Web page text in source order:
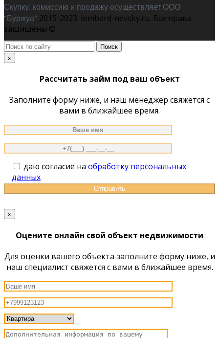
Скупку, комиссию и продажу осуществляет ООО
"Буржуа" 2015-2023. lombard-nevsky.ru. Все права
защищены ©
Поиск
по
x
Рассчитать займ под ваш объект
Заполните форму ниже, и наш менеджер свяжется с
вами в ближайшее время.
даю согласие на обработку персональных
данных
x
Оцените онлайн свой объект недвижимости
Для оценки вашего объекта заполните форму ниже, и
наш специалист свяжется с вами в ближайшее время.